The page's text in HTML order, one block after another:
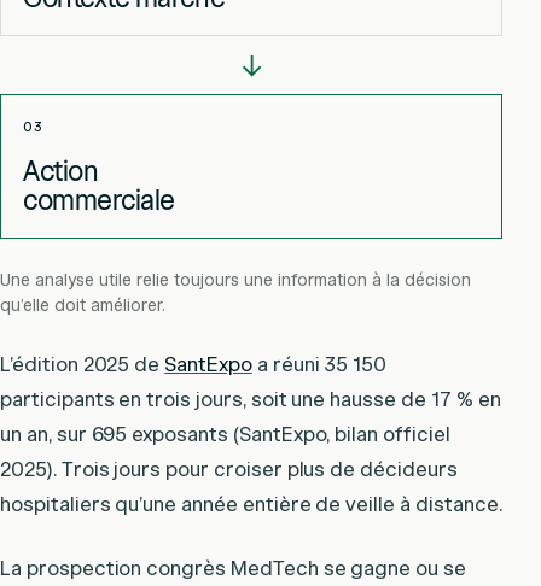
→
03
Action
commerciale
Une analyse utile relie toujours une information à la décision
qu’elle doit améliorer.
L’édition 2025 de SantExpoa réuni 35 150
participants en trois jours, soit une hausse de 17 % en
un an, sur 695 exposants (SantExpo, bilan officiel
2025). Trois jours pour croiser plus de décideurs
hospitaliers qu’une année entière de veille à distance.
La prospection congrès MedTech se gagne ou se